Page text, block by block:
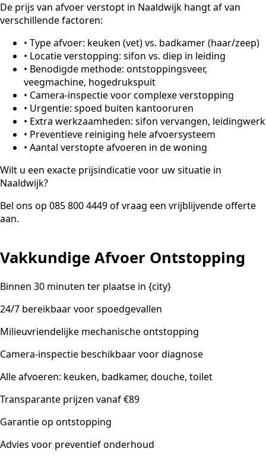
De prijs van afvoer verstopt in Naaldwijk hangt af van
verschillende factoren:
• Type afvoer: keuken (vet) vs. badkamer (haar/zeep)
• Locatie verstopping: sifon vs. diep in leiding
• Benodigde methode: ontstoppingsveer,
veegmachine, hogedrukspuit
• Camera-inspectie voor complexe verstopping
• Urgentie: spoed buiten kantooruren
• Extra werkzaamheden: sifon vervangen, leidingwerk
• Preventieve reiniging hele afvoersysteem
• Aantal verstopte afvoeren in de woning
Wilt u een exacte prijsindicatie voor uw situatie in
Naaldwijk?
Bel ons op 085 800 4449 of vraag een vrijblijvende offerte
aan.
Vakkundige Afvoer Ontstopping
Binnen 30 minuten ter plaatse in {city}
24/7 bereikbaar voor spoedgevallen
Milieuvriendelijke mechanische ontstopping
Camera-inspectie beschikbaar voor diagnose
Alle afvoeren: keuken, badkamer, douche, toilet
Transparante prijzen vanaf €89
Garantie op ontstopping
Advies voor preventief onderhoud